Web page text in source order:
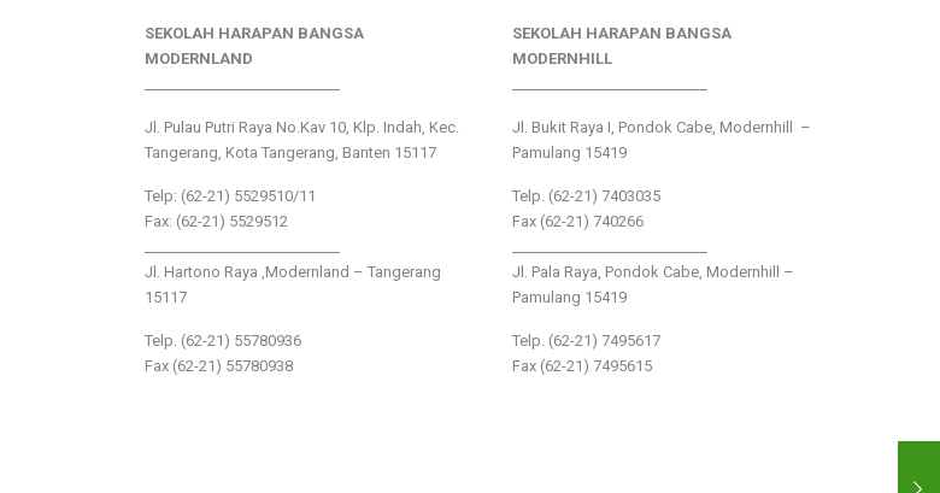
SEKOLAH HARAPAN BANGSA
MODERNLAND
Jl. Pulau Putri Raya No.Kav 10, Klp. Indah, Kec.
Tangerang, Kota Tangerang, Banten 15117
Telp: (62-21) 5529510/11
Fax: (62-21) 5529512
Jl. Hartono Raya ,Modernland – Tangerang
15117
Telp. (62-21) 55780936
Fax (62-21) 55780938
SEKOLAH HARAPAN BANGSA
MODERNHILL
Jl. Bukit Raya I, Pondok Cabe, Modernhill –
Pamulang 15419
Telp. (62-21) 7403035
Fax (62-21) 740266
Jl. Pala Raya, Pondok Cabe, Modernhill –
Pamulang 15419
Telp. (62-21) 7495617
Fax (62-21) 7495615